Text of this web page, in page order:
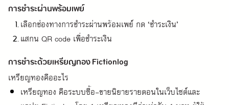
การชำระผ่านพร้อมเพย์
เลือกช่องทางการชำระผ่านพร้อมเพย์ กด ‘ชำระเงิน’
แสกน QR code เพื่อชำระเงิน
การชำระด้วยเหรียญทอง Fictionlog
เหรียญทองคืออะไร
เหรียญทอง คือระบบซื้อ-ขายนิยายรายตอนในเว็บไซต์และ